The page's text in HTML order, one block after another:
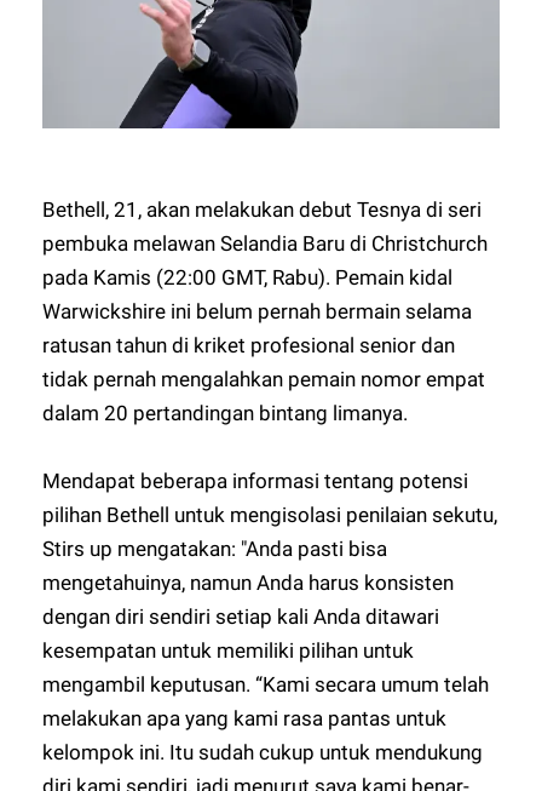
Bethell, 21, akan melakukan debut Tesnya di seri
pembuka melawan Selandia Baru di Christchurch
pada Kamis (22:00 GMT, Rabu). Pemain kidal
Warwickshire ini belum pernah bermain selama
ratusan tahun di kriket profesional senior dan
tidak pernah mengalahkan pemain nomor empat
dalam 20 pertandingan bintang limanya.
Mendapat beberapa informasi tentang potensi
pilihan Bethell untuk mengisolasi penilaian sekutu,
Stirs up mengatakan: "Anda pasti bisa
mengetahuinya, namun Anda harus konsisten
dengan diri sendiri setiap kali Anda ditawari
kesempatan untuk memiliki pilihan untuk
mengambil keputusan. “Kami secara umum telah
melakukan apa yang kami rasa pantas untuk
kelompok ini. Itu sudah cukup untuk mendukung
diri kami sendiri, jadi menurut saya kami benar-